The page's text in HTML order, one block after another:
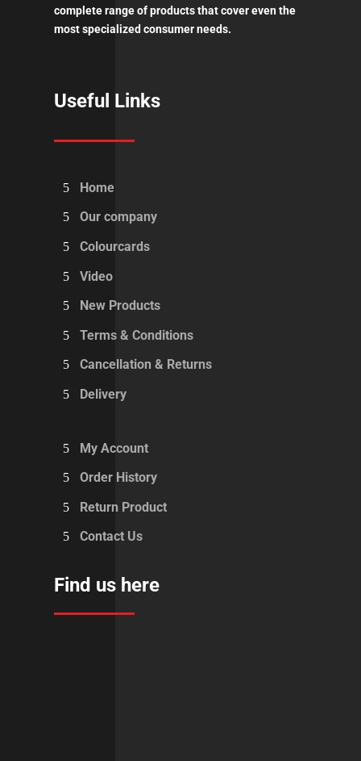
complete range of products that cover even the
most specialized consumer needs.
Useful Links
Home
Our company
Colourcards
Video
New Products
Terms & Conditions
Cancellation & Returns
Delivery
My Account
Order History
Return Product
Contact Us
Find us here